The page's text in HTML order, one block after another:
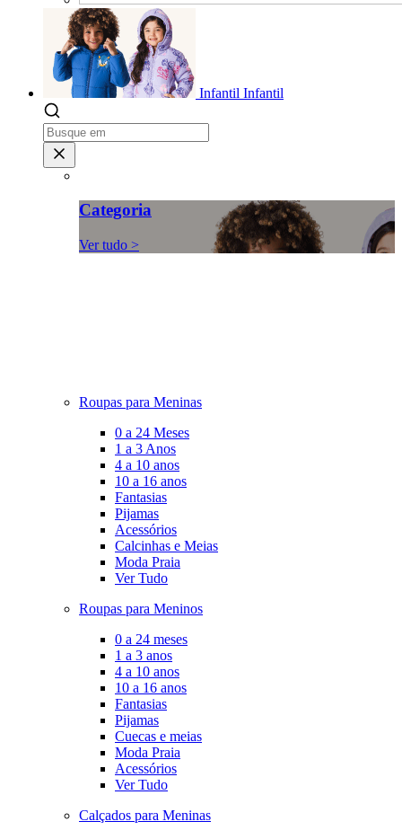
Infantil Infantil
Categoria
Ver tudo >
Roupas para Meninas
0 a 24 Meses
1 a 3 Anos
4 a 10 anos
10 a 16 anos
Fantasias
Pijamas
Acessórios
Calcinhas e Meias
Moda Praia
Ver Tudo
Roupas para Meninos
0 a 24 meses
1 a 3 anos
4 a 10 anos
10 a 16 anos
Fantasias
Pijamas
Cuecas e meias
Moda Praia
Acessórios
Ver Tudo
Calçados para Meninas